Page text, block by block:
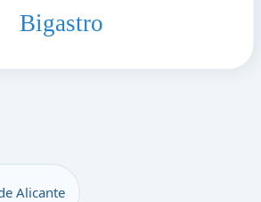
Bigastro
Alicante